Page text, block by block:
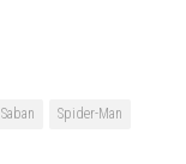
Saban Spider-Man